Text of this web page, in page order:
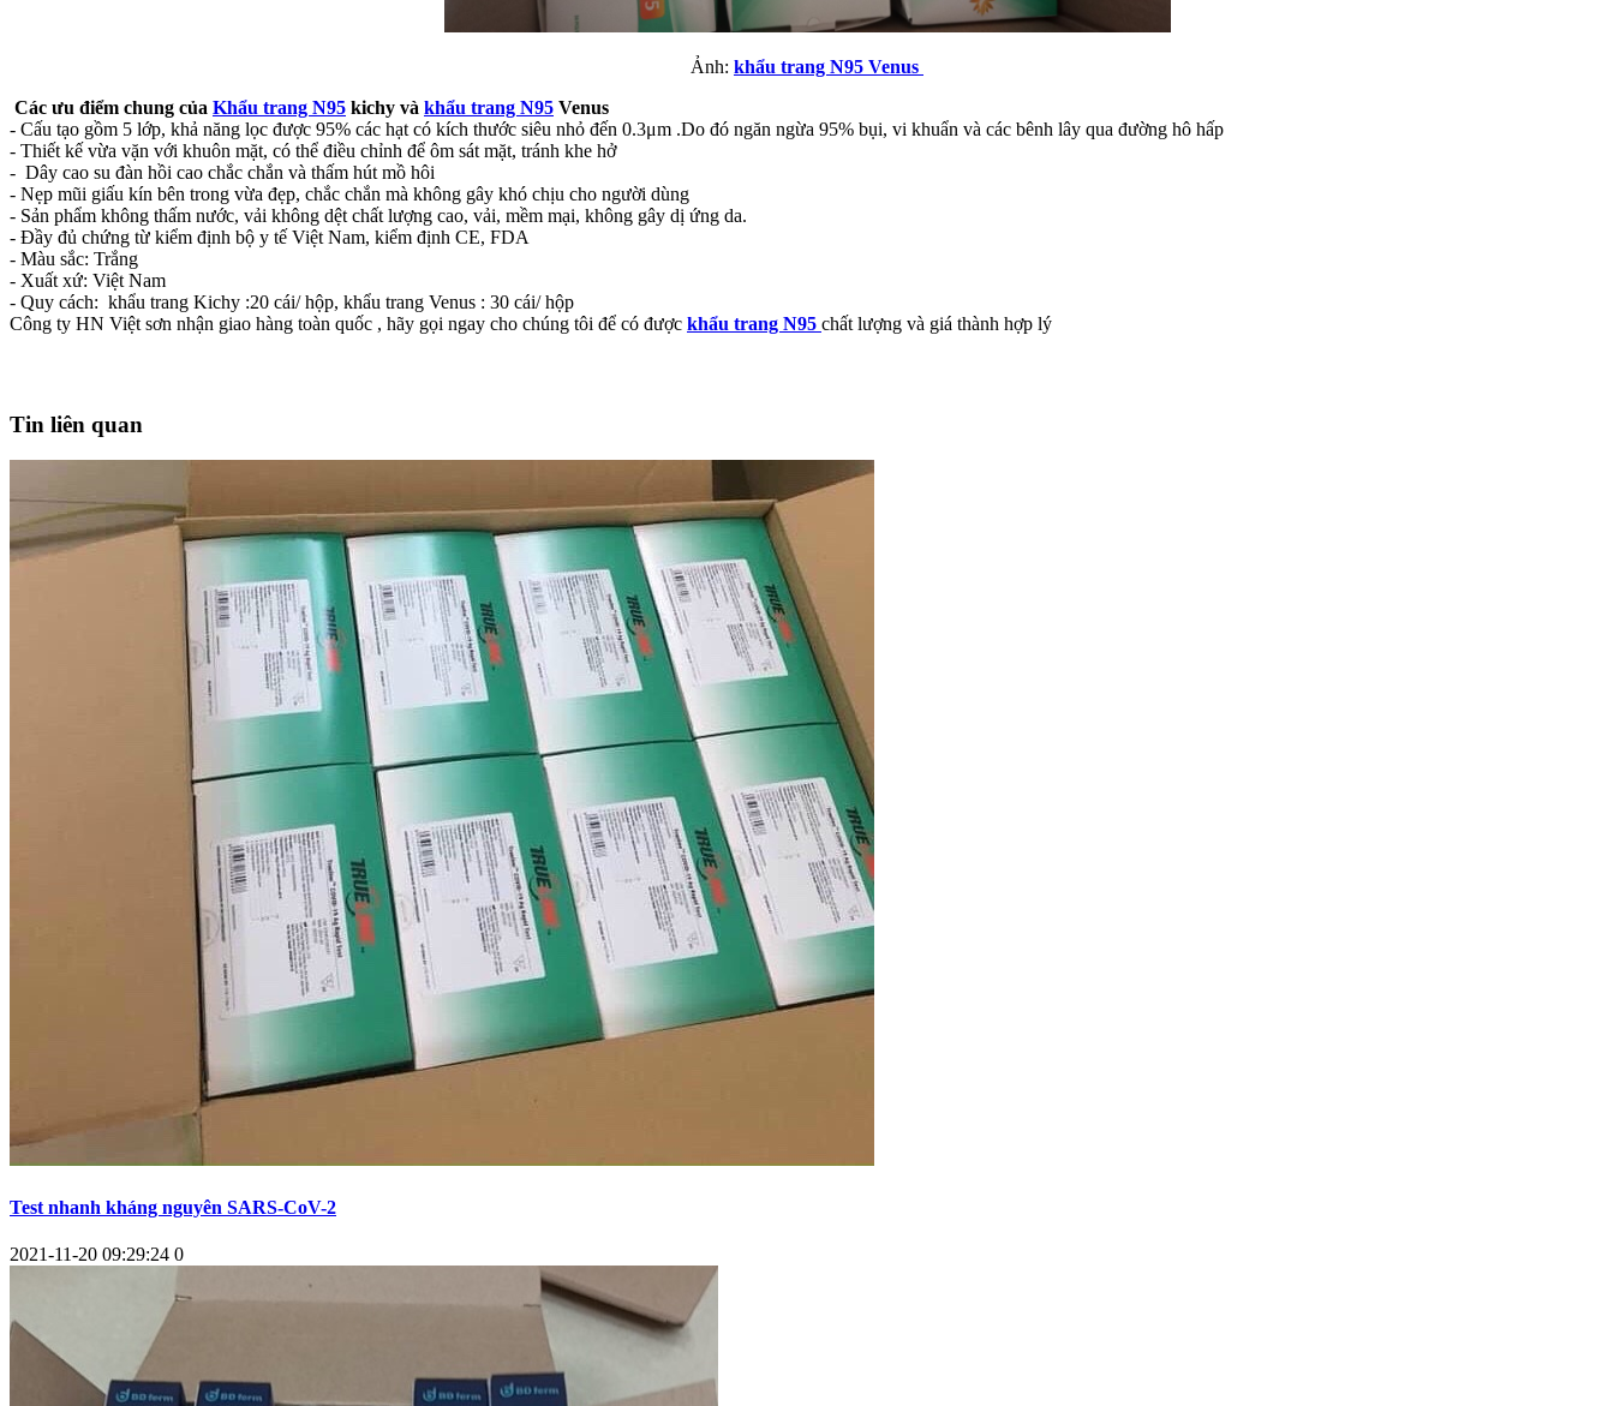
Ảnh: khẩu trang N95 Venus
Các ưu điểm chung của Khẩu trang N95 kichy và khẩu trang N95 Venus
- Cấu tạo gồm 5 lớp, khả năng lọc được 95% các hạt có kích thước siêu nhỏ đến 0.3μm .Do đó ngăn ngừa 95% bụi, vi khuẩn và các bênh lây qua đường hô hấp
- Thiết kế vừa vặn với khuôn mặt, có thể điều chỉnh để ôm sát mặt, tránh khe hở
- Dây cao su đàn hồi cao chắc chắn và thấm hút mồ hôi
- Nẹp mũi giấu kín bên trong vừa đẹp, chắc chắn mà không gây khó chịu cho người dùng
- Sản phẩm không thấm nước, vải không dệt chất lượng cao, vải, mềm mại, không gây dị ứng da.
- Đầy đủ chứng từ kiểm định bộ y tế Việt Nam, kiểm định CE, FDA
- Màu sắc: Trắng
- Xuất xứ: Việt Nam
- Quy cách: khẩu trang Kichy :20 cái/ hộp, khẩu trang Venus : 30 cái/ hộp
Công ty HN Việt sơn nhận giao hàng toàn quốc , hãy gọi ngay cho chúng tôi để có được khẩu trang N95 chất lượng và giá thành hợp lý
Tin liên quan
Test nhanh kháng nguyên SARS-CoV-2
2021-11-20 09:29:24 0